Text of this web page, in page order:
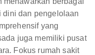
dini dan pengelolaan
yang
juga memiliki pusat
Fokus rumah sakit